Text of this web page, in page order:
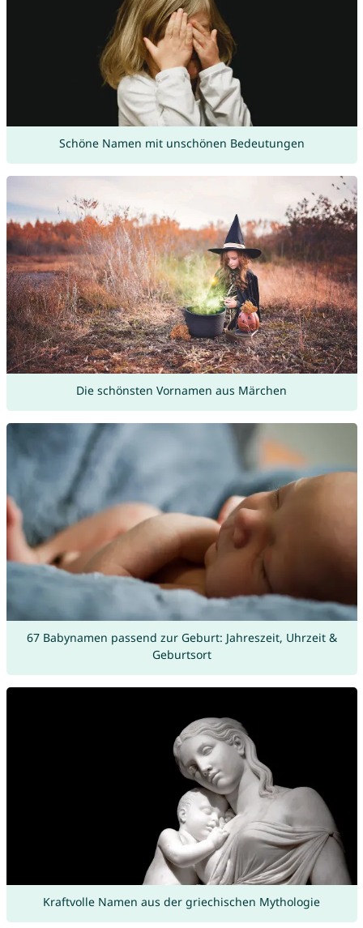
Schöne Namen mit unschönen Bedeutungen
Die schönsten Vornamen aus Märchen
67 Babynamen passend zur Geburt: Jahreszeit, Uhrzeit &
Geburtsort
Kraftvolle Namen aus der griechischen Mythologie